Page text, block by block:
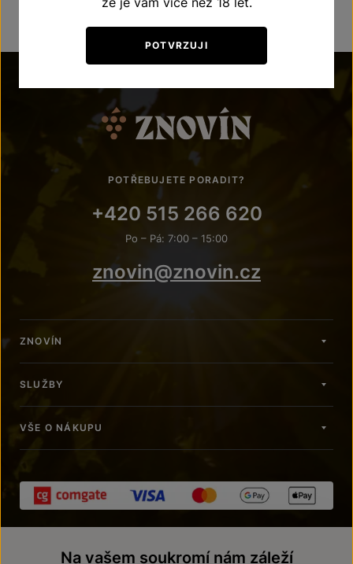
POTŘEBUJETE PORADIT?
+420 515 266 620
Po – Pá: 7:00 – 15:00
znovin@znovin.cz
ZNOVÍN
SLUŽBY
VŠE O NÁKUPU
POTVRZUJI
Na vašem soukromí nám záleží